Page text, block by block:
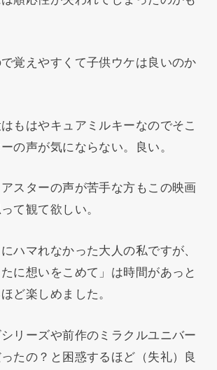
覚えやすくて子供ウケは良いのか
もはやキュアミルキーなのでそこ
の声が気にならない。良い。
スターの声が苦手な方もこの映画
て観て欲しい。
ハマれなかった大人の私ですが、
に想いをこめて」は時間があっと
ど楽しめました。
リーズや前作のミラクルユニバー
たの？と困惑するほど（失礼）良